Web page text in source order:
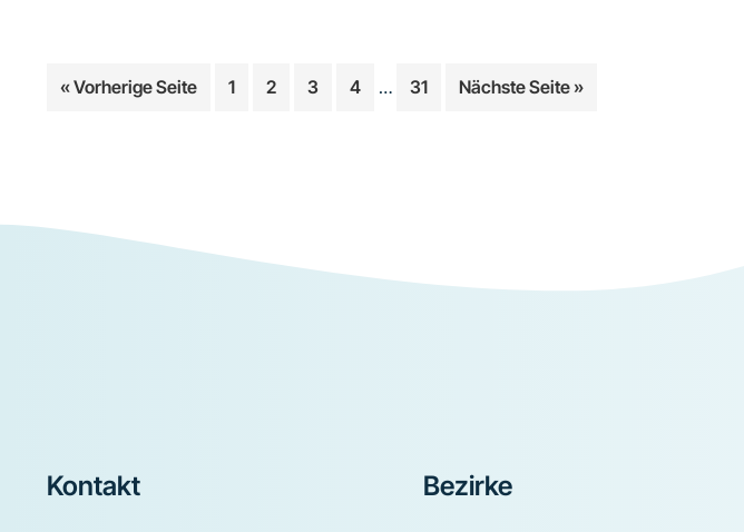
« Vorherige Seiteaufrufen
Seite
1 Seite
2 Seite
3 Seite
4
Weggelassene
… Seite
31 Nächste Seiteaufrufen
»
Footer
Kontakt Bezirke